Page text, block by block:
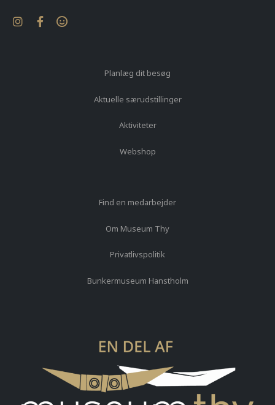
Planlæg dit besøg
Aktuelle særudstillinger
Aktiviteter
Webshop
Find en medarbejder
Om Museum Thy
Privatlivspolitik
Bunkermuseum Hanstholm